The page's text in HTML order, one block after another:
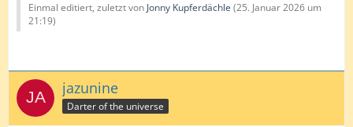
Einmal editiert, zuletzt von Jonny Kupferdächle (25. Januar 2026 um
21:19)
jazunine
Darter of the universe